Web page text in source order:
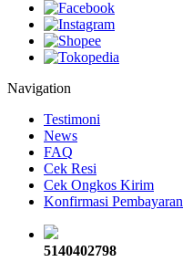
Navigation
Testimoni
News
FAQ
Cek Resi
Cek Ongkos Kirim
Konfirmasi Pembayaran
5140402798